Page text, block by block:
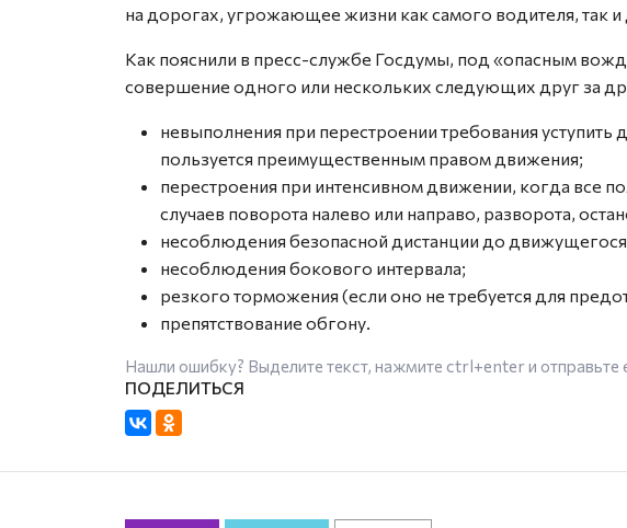
на дорогах, угрожающее жизни как самого водителя, так и
Как пояснили в пресс-службе Госдумы, под «опасным
совершение одного или нескольких следующих друг за
невыполнения при перестроении требования уступить
пользуется преимущественным правом движения;
перестроения при интенсивном движении, когда все
случаев поворота налево или направо, разворота,
несоблюдения безопасной дистанции до
несоблюдения бокового интервала;
резкого торможения (если оно не требуется для
препятствование обгону.
Нашли ошибку? Выделите текст, нажмите ctrl+enterи отправьте